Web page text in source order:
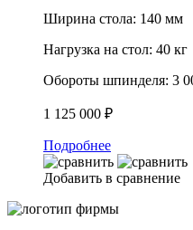
Ширина стола: 140 мм
Нагрузка на стол: 40 кг
Обороты шпинделя: 3
1 125 000 ₽
Подробнее
Добавить в сравнение